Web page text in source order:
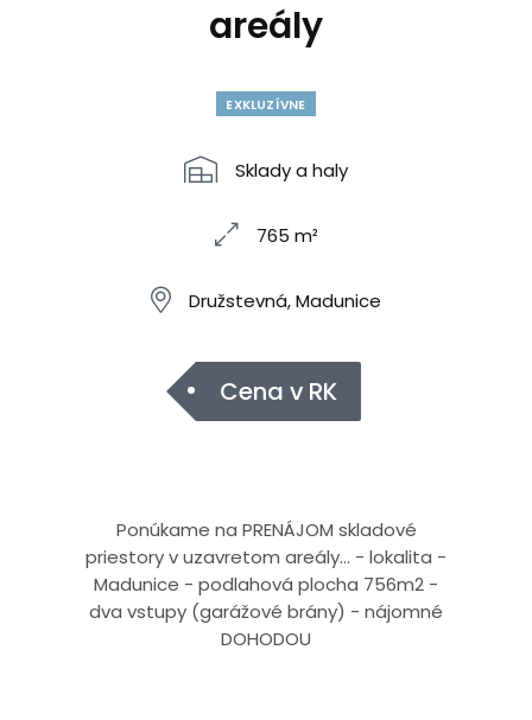
areály
EXKLUZÍVNE
Sklady a haly
765 m²
Družstevná, Madunice
Cena v RK
Ponúkame na PRENÁJOM skladové
priestory v uzavretom areály… - lokalita -
Madunice - podlahová plocha 756m2 -
dva vstupy (garážové brány) - nájomné
DOHODOU